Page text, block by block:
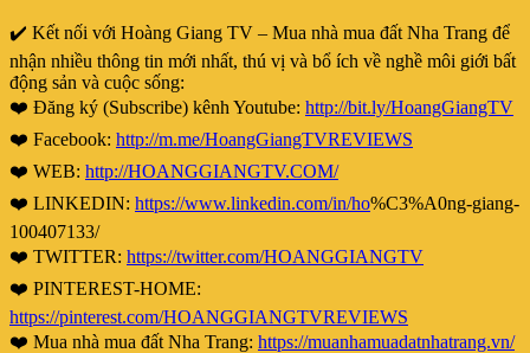
✔️ Kết nối với Hoàng Giang TV – Mua nhà mua đất Nha Trang để
nhận nhiều thông tin mới nhất, thú vị và bổ ích về nghề môi giới bất
động sản và cuộc sống:
❤️ Đăng ký (Subscribe) kênh Youtube: http://bit.ly/HoangGiangTV
❤️ Facebook: http://m.me/HoangGiangTVREVIEWS
❤️ WEB: http://HOANGGIANGTV.COM/
❤️ LINKEDIN: https://www.linkedin.com/in/ho%C3%A0ng-giang-
100407133/
❤️ TWITTER: https://twitter.com/HOANGGIANGTV
❤️ PINTEREST-HOME:
https://pinterest.com/HOANGGIANGTVREVIEWS
❤️ Mua nhà mua đất Nha Trang: https://muanhamuadatnhatrang.vn/